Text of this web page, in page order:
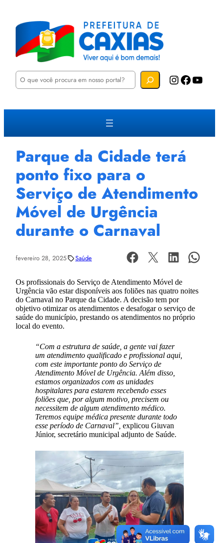
P
u
a
Instagram Facebook YouTube
Parque da Cidade terá
ponto fixo para o
Serviço de Atendimento
Móvel de Urgência
durante o Carnaval
fevereiro 28, 2025 Saúde
Os profissionais do Serviço de Atendimento Móvel de
Urgência vão estar disponíveis aos foliões nas quatro noites
do Carnaval no Parque da Cidade. A decisão tem por
objetivo otimizar os atendimentos e desafogar o serviço de
saúde do município, prestando os atendimentos no próprio
local do evento.
“Com a estrutura de saúde, a gente vai fazer
um atendimento qualificado e profissional aqui,
com este importante ponto do Serviço de
Atendimento Móvel de Urgência. Além disso,
estamos organizados com as unidades
hospitalares para estarem recebendo esses
foliões que, por algum motivo, precisem ou
necessitem de algum atendimento médico.
Teremos equipe médica presente durante todo
esse período de Carnaval”, explicou Giuvan
Júnior, secretário municipal adjunto de Saúde.